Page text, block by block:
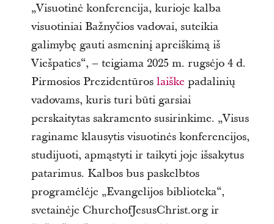
„Visuotinė konferencija, kurioje kalba
visuotiniai Bažnyčios vadovai, suteikia
galimybę gauti asmeninį apreiškimą iš
Viešpaties“, – teigiama 2025 m. rugsėjo 4 d.
Pirmosios Prezidentūros laiške padalinių
vadovams, kuris turi būti garsiai
perskaitytas sakramento susirinkime. „Visus
raginame klausytis visuotinės konferencijos,
studijuoti, apmąstyti ir taikyti joje išsakytus
patarimus. Kalbos bus paskelbtos
programėlėje „Evangelijos biblioteka“,
svetainėje ChurchofJesusChrist.org ir